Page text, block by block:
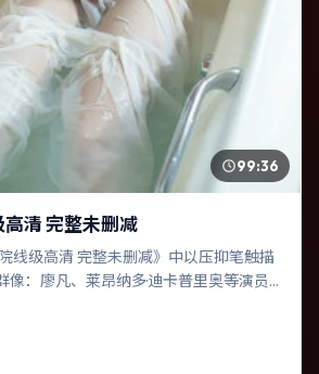
99:36
清 完整未删减
线级高清 完整未删减》中以压抑笔触描
像：廖凡、莱昂纳多·迪卡普里奥等演员
冒险作品，故事从日常裂缝切入，逐步
；视听语言统一，情感落点克制有力。